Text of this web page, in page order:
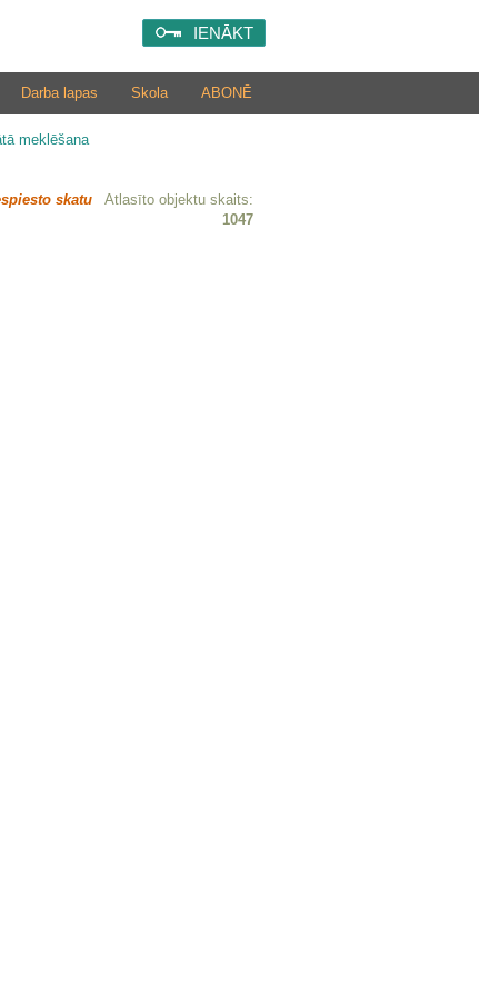
IENĀKT
ABONĒ
Skola
Darba lapas
meklēšana
skatu
Atlasīto objektu skaits:
1047